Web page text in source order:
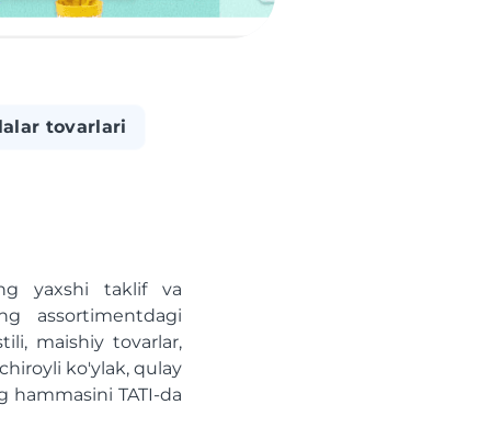
tovarlari
yaxshi taklif va
assortimentdagi
maishiy tovarlar,
ko'ylak, qulay
hammasini TATI-da